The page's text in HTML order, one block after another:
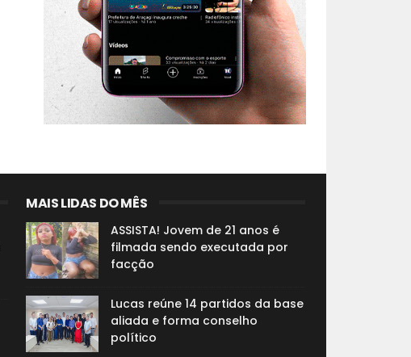
MAIS LIDAS DO MÊS
ASSISTA! Jovem de 21 anos é
filmada sendo executada por
facção
Lucas reúne 14 partidos da base
aliada e forma conselho
político